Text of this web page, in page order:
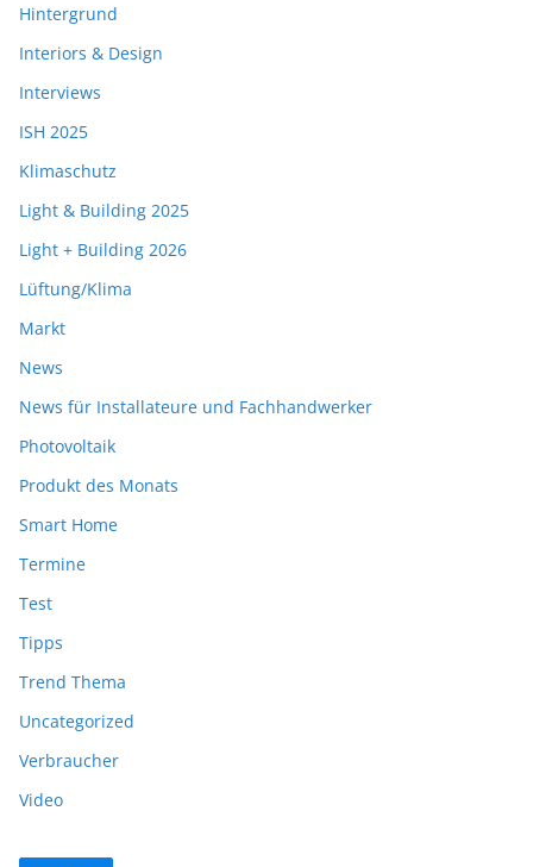
Hintergrund
Interiors & Design
Interviews
ISH 2025
Klimaschutz
Light & Building 2025
Light + Building 2026
Lüftung/Klima
Markt
News
News für Installateure und Fachhandwerker
Photovoltaik
Produkt des Monats
Smart Home
Termine
Test
Tipps
Trend Thema
Uncategorized
Verbraucher
Video